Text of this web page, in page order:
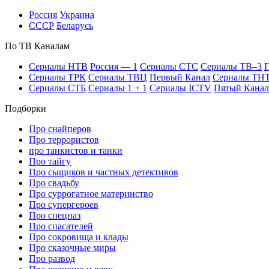
Рос­сия Ук­раи­на
СССР Бе­ла­русь
По ТВ Ка­на­лам
Се­риа­лы НТВ Рос­сия — 1 Се­риа­лы СТС Се­риа­лы ТВ–3
Се­риа­лы ТРК Се­риа­лы ТВЦ Пер­вый Ка­нал Се­риа­лы
Се­риа­лы СТБ Се­риа­лы 1 + 1 Се­риа­лы ICTV Пя­тый Ка­нал
Подборки
Про снайперов
Про террористов
про танкистов и танки
Про тайгу
Про сыщиков и частных детективов
Про свадьбу
Про суррогатное материнство
Про супергероев
Про спецназ
Про спасателей
Про сокровища и клады
Про сказочные миры
Про развод